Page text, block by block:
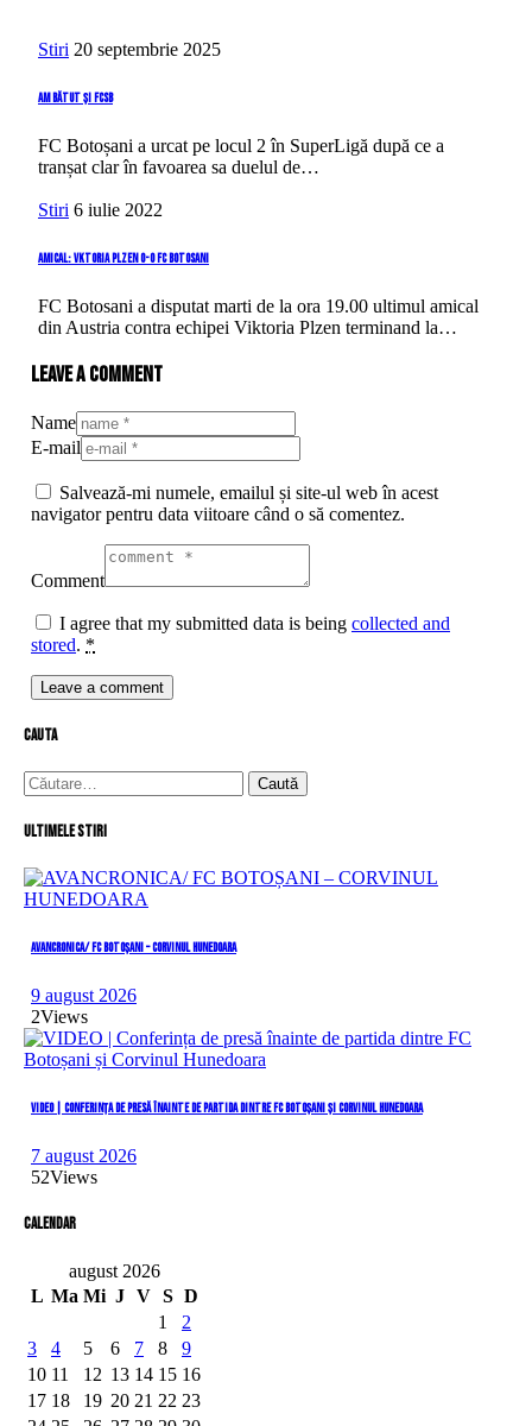
Stiri 20 septembrie 2025
Am bătut și FCSB
FC Botoșani a urcat pe locul 2 în SuperLigă după ce a
tranșat clar în favoarea sa duelul de…
Stiri 6 iulie 2022
Amical: Vktoria Plzen 0-0 FC Botosani
FC Botosani a disputat marti de la ora 19.00 ultimul amical
din Austria contra echipei Viktoria Plzen terminand la…
Leave a comment
Name
E-mail
Salvează-mi numele, emailul și site-ul web în acest
navigator pentru data viitoare când o să comentez.
Comment
I agree that my submitted data is being collected and
stored. *
cauta
Caută
după:
Ultimele stiri
AVANCRONICA/ FC BOTOȘANI – CORVINUL HUNEDOARA
9 august 2026
2Views
VIDEO | Conferința de presă înainte de partida dintre FC Botoșani și Corvinul Hunedoara
7 august 2026
52Views
Calendar
august 2026
L Ma Mi J V S D
1
2
3
4 5 6 7 8
9
10 11 12 13 14 15 16
17 18 19 20 21 22 23